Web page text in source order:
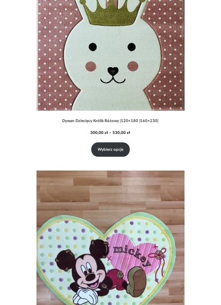
Dywan Dziecięcy Królik Różowy |120×180 |160×230|
300,00zł – 530,00złZakres
Wybierz opcje